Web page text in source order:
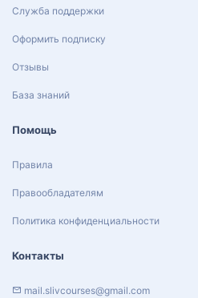
Служба поддержки
Оформить подписку
Отзывы
База знаний
Помощь
Правила
Правообладателям
Политика конфиденциальности
Контакты
mail.slivcourses@gmail.com